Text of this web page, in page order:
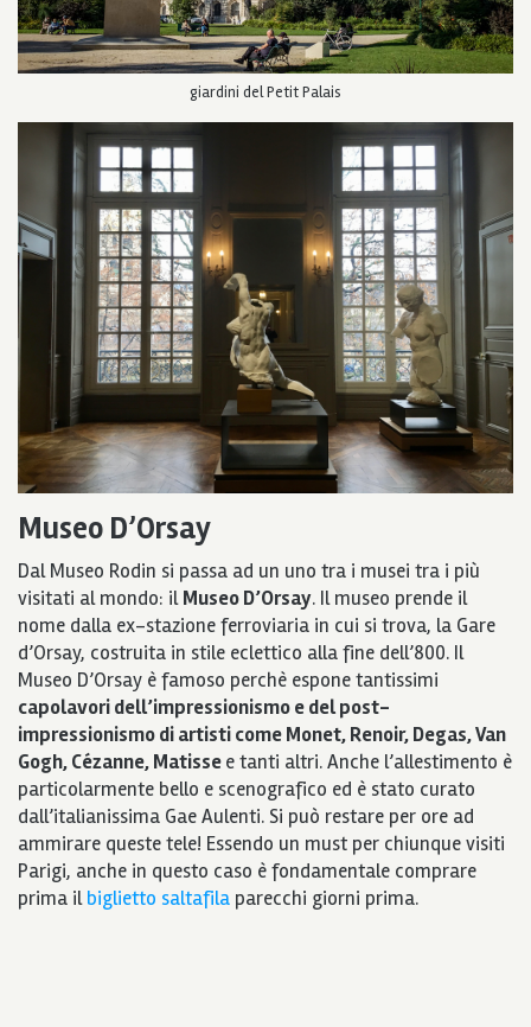
giardini del Petit Palais
Museo D’Orsay
Dal Museo Rodin si passa ad un uno tra i musei tra i più
visitati al mondo: ilMuseo D’Orsay. Il museo prende il
nome dalla ex-stazione ferroviaria in cui si trova, la Gare
d’Orsay, costruita in stile eclettico alla fine dell’800. Il
Museo D’Orsay è famoso perchè espone tantissimi
capolavori dell’impressionismo e del post-
impressionismo di artisti come Monet, Renoir, Degas, Van
Gogh, Cézanne, Matissee tanti altri. Anche l’allestimento è
particolarmente bello e scenografico ed è stato curato
dall’italianissima Gae Aulenti. Si può restare per ore ad
ammirare queste tele! Essendo un must per chiunque visiti
Parigi, anche in questo caso è fondamentale comprare
prima ilbiglietto saltafila parecchi giorni prima.